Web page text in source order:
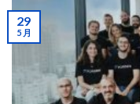
29
5 月